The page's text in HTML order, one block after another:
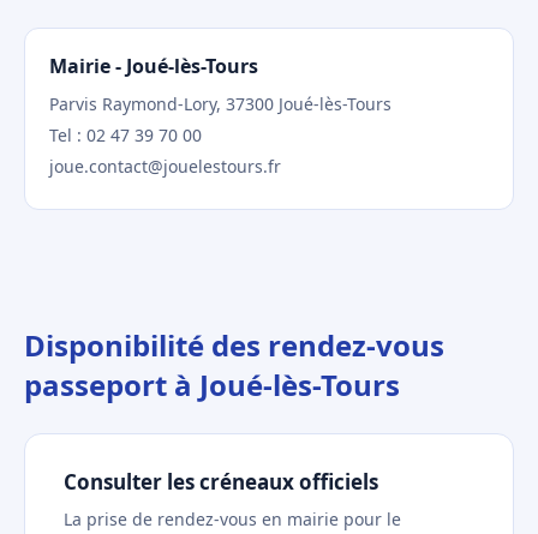
Mairie - Joué-lès-Tours
Parvis Raymond-Lory, 37300 Joué-lès-Tours
Tel : 02 47 39 70 00
joue.contact@jouelestours.fr
Disponibilité des rendez-vous
passeport à Joué-lès-Tours
Consulter les créneaux officiels
La prise de rendez-vous en mairie pour le